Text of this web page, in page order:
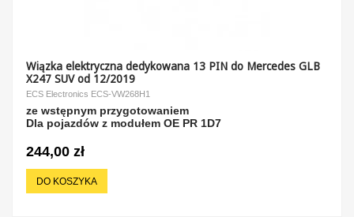
Wiązka elektryczna dedykowana 13 PIN do Mercedes GLB
X247 SUV od 12/2019
ECS Electronics ECS-VW268H1
ze wstępnym przygotowaniem
Dla pojazdów z modułem OE PR 1D7
244,00 zł
DO KOSZYKA